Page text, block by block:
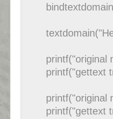
printf("original
printf("gettext
printf("original
printf("gettext